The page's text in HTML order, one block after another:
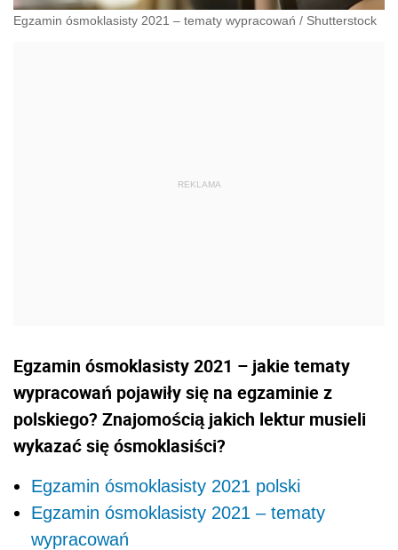
Egzamin ósmoklasisty 2021 – tematy wypracowań / Shutterstock
Egzamin ósmoklasisty 2021 – jakie tematy
wypracowań pojawiły się na egzaminie z
polskiego? Znajomością jakich lektur musieli
wykazać się ósmoklasiści?
Egzamin ósmoklasisty 2021 polski
Egzamin ósmoklasisty 2021 – tematy
wypracowań